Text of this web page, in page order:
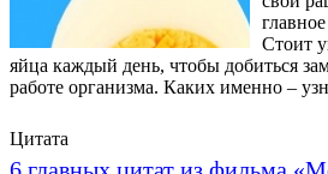
Стоит
яйца каждый день, чтобы добиться
работе организма. Каких именно –
Цитата